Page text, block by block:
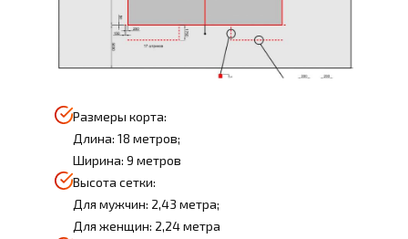
Размеры корта:
Длина: 18 метров;
Ширина: 9 метров
Высота сетки:
Для мужчин: 2,43 метра;
Для женщин: 2,24 метра